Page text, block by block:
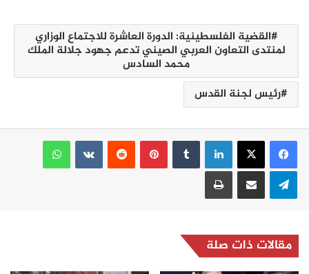
القضية الفلسطينية: الدورة العاشرة للاجتماع الوزاري
لمنتدى التعاون العربي الصيني تدعم جهود جلالة الملك
محمد السادس
رئيس لجنة القدس
لينكدإن بينتيريست
واتساب
تيلقرام مشاركة عبر البريد طباعة
مقالات ذات صلة